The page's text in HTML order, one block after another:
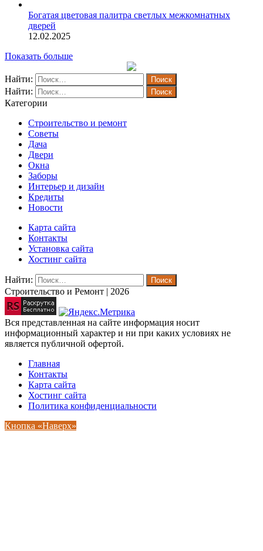
Богатая цветовая палитра светлых межкомнатных
дверей
12.02.2025
Показать больше
Найти:
Найти:
Категории
Строительство и ремонт
Советы
Дача
Двери
Окна
Заборы
Интерьер и дизайн
Кредиты
Новости
Карта сайта
Контакты
Установка сайта
Хостинг сайта
Найти:
Строительство и Ремонт | 2026
Вся представленная на сайте информация носит
информационный характер и ни при каких условиях не
является публичной офертой.
Главная
Контакты
Карта сайта
Хостинг сайта
Политика конфиденциальности
Кнопка «Наверх»